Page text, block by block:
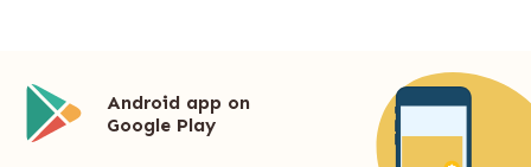
Android app on
Google Play